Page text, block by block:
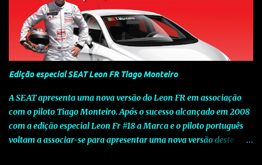
inteligência. Concebido como um fastback preparado para o
futuro e otimizado por Inteligência Artificial (IA), o novo XPENG
P7+ combina uma arquitetura inteligente avançada, um espaço
de referência no segmento e grande versatilidade para viagens,
respondendo às exigências do quotidiano europeu e refletindo o
compromisso de longo prazo da XPENG com a mobilidade
elétrica centrada no utilizador. O novo XPENG P7+ destaca-se
pela exclusividade do chip TURING AI, que oferece até 750 TOPS
de capacidade de computaç...
Edição especial SEAT Leon FR Tiago Monteiro
A SEAT apresenta uma nova versão do Leon FR em associação
com o piloto Tiago Monteiro. Após o sucesso alcançado em 2008
com a edição especial Leon Fr #18 a Marca e o piloto português
voltam a associar-se para apresentar uma nova versão deste